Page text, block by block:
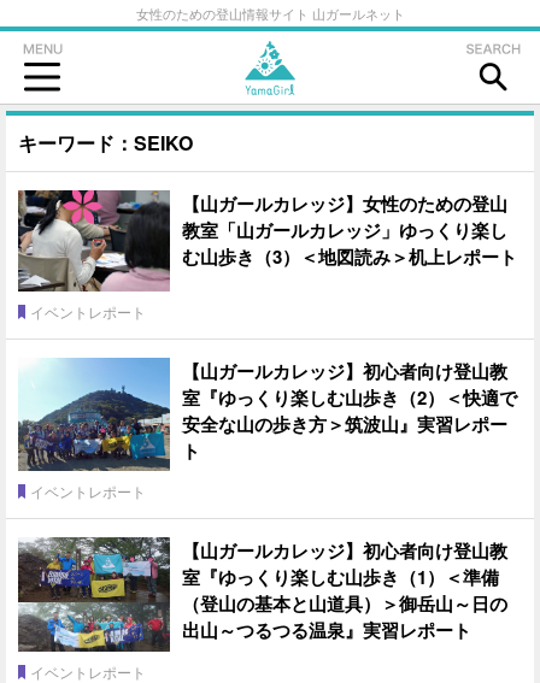
女性のための登山情報サイト 山ガールネット
キーワード：SEIKO
【山ガールカレッジ】女性のための登山
教室「山ガールカレッジ」ゆっくり楽し
む山歩き（3）＜地図読み＞机上レポート
イベントレポート
【山ガールカレッジ】初心者向け登山教
室『ゆっくり楽しむ山歩き（2）＜快適で
安全な山の歩き方＞筑波山』実習レポー
ト
イベントレポート
【山ガールカレッジ】初心者向け登山教
室『ゆっくり楽しむ山歩き（1）＜準備
（登山の基本と山道具）＞御岳山～日の
出山～つるつる温泉』実習レポート
イベントレポート